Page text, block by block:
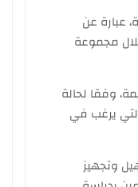
عبارة عن
مجموعة
وفقا لحالة
يرغب في
وتجهيز